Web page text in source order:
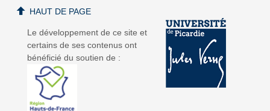
vv
Le développement de ce site et
certains de ses contenus ont
bénéficié du soutien de :
HAUT DE PAGE